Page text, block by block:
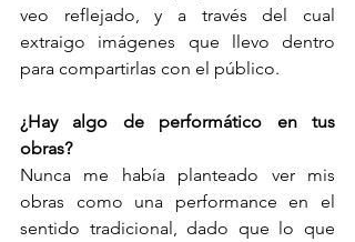
veo reflejado, y a través del cual
extraigo imágenes que llevo dentro
para compartirlas con el público.
¿Hay algo de performático en tus
obras?
Nunca me había planteado ver mis
obras como una performance en el
sentido tradicional, dado que lo que